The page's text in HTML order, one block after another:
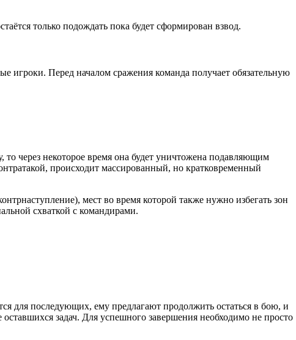
только подождать пока будет сформирован взвод.
игроки. Перед началом сражения команда получает обязательную
через некоторое время она будет уничтожена подавляющим
происходит массированный, но кратковременный
мест во время которой также нужно избегать зон
схваткой с командирами.
для последующих, ему предлагают продолжить остаться в бою, и
задач. Для успешного завершения необходимо не просто